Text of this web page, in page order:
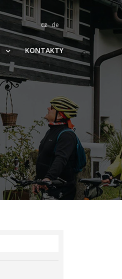
czde
KONTAKTY